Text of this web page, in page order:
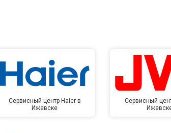
Сервисный центр Haier в
Ижевске
Сервисный